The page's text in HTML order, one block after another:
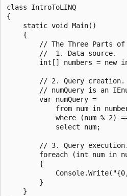
class IntroToLINQ
{
    static void Main()
    {
// The Three Parts of
        //  1. Data source.
int[] numbers = new
        // 2. Query creation.
// numQuery is an
        var numQuery =
from num in
where (num % 2)
            select num;
        // 3. Query execution.
foreach (int num in
        {
        }
    }